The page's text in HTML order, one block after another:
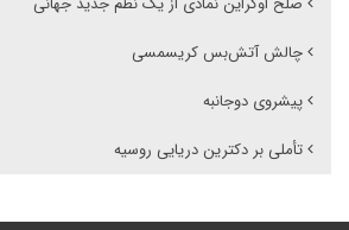
چالش آتش‌بس کریسمسی
پیشروی دوجانبه
تأملی بر دکترین دریایی روسیه